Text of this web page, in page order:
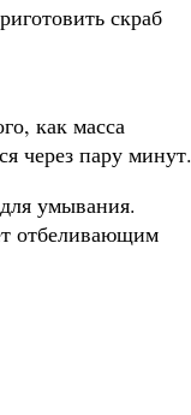
скраб
как масса
через пару минут.
умывания.
отбеливающим